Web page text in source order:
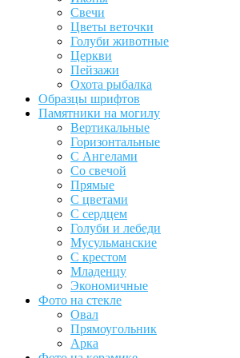
Свечи
Цветы веточки
Голуби животные
Церкви
Пейзажи
Охота рыбалка
Образцы шрифтов
Памятники на могилу
Вертикальные
Горизонтальные
С Ангелами
Со свечой
Прямые
С цветами
С сердцем
Голуби и лебеди
Мусульманские
С крестом
Младенцу
Экономичные
Фото на стекле
Овал
Прямоугольник
Арка